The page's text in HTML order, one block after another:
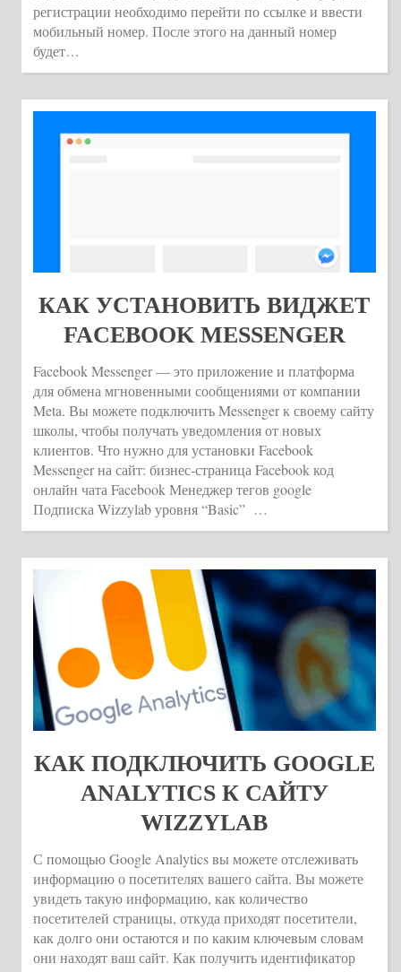
регистрации необходимо перейти по ссылке и ввести
мобильный номер. После этого на данный номер
будет…
КАК УСТАНОВИТЬ ВИДЖЕТ
FACEBOOK MESSENGER
Facebook Messenger — это приложение и платформа
для обмена мгновенными сообщениями от компании
Meta. Вы можете подключить Messenger к своему сайту
школы, чтобы получать уведомления от новых
клиентов. Что нужно для установки Facebook
Messenger на сайт: бизнес-страница Facebook код
онлайн чата Facebook Менеджер тегов google
Подписка Wizzylab уровня “Basic” …
КАК ПОДКЛЮЧИТЬ GOOGLE
ANALYTICS К САЙТУ
WIZZYLAB
С помощью Google Analytics вы можете отслеживать
информацию о посетителях вашего сайта. Вы можете
увидеть такую информацию, как количество
посетителей страницы, откуда приходят посетители,
как долго они остаются и по каким ключевым словам
они находят ваш сайт. Как получить идентификатор